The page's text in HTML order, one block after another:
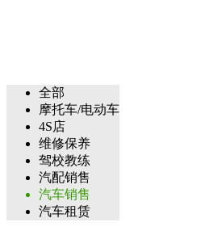
全部
摩托车/电动车
4S店
维修保养
驾校教练
汽配销售
汽车销售
汽车租赁